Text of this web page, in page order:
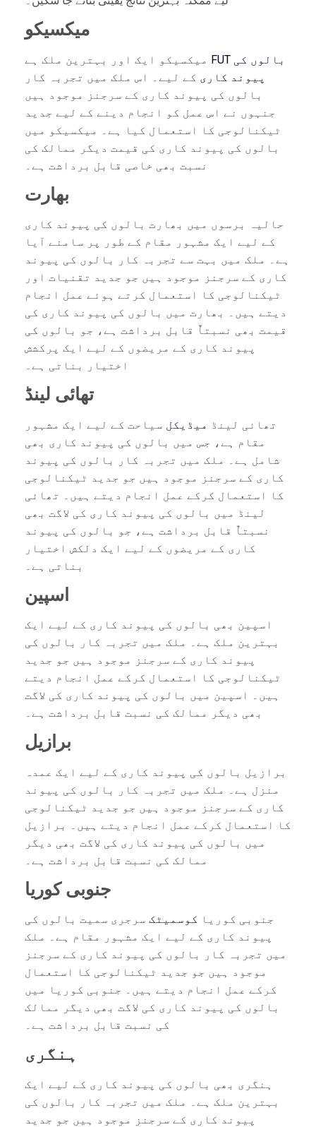
میکسیکو
FUT بالوں کی
پیوند کاری کے لیے۔ اس ملک میں تجربہ کار
بالوں کی پیوند کاری کے سرجنز موجود ہیں
جنہوں نے اس عمل کو انجام دینے کے لیے جدید
ٹیکنالوجی کا استعمال کیا ہے۔ میکسیکو میں
بالوں کی پیوند کاری کی قیمت دیگر ممالک کی
نسبت بھی خاصی قابل برداشت ہے۔
بھارت
حالیہ برسوں میں بھارت بالوں کی پیوند کاری
کے لیے ایک مشہور مقام کے طور پر سامنے آیا
ہے۔ ملک میں بہت سے تجربہ کار بالوں کی پیوند
کاری کے سرجنز موجود ہیں جو جدید تقنيات اور
ٹیکنالوجی کا استعمال کرتے ہوئے عمل انجام
دیتے ہیں۔ بھارت میں بالوں کی پیوند کاری کی
قیمت بھی نسبتاٌ قابل برداشت ہے، جو بالوں کی
پیوند کاری کے مریضوں کے لیے ایک پرکشش
اختیار بناتی ہے۔
تھائی لینڈ
تھائی لینڈ میڈیکل سیاحت کے لیے ایک مشہور
مقام ہے، جس میں بالوں کی پیوند کاری بھی
شامل ہے۔ ملک میں تجربہ کار بالوں کی پیوند
کاری کے سرجنز موجود ہیں جو جدید ٹیکنالوجی
کا استعمال کرکے عمل انجام دیتے ہیں۔ تھائی
لینڈ میں بالوں کی پیوند کاری کی لاگت بھی
نسبتاٌ قابل برداشت ہے، جو بالوں کی پیوند
کاری کے مریضوں کے لیے ایک دلکش اختیار
بناتی ہے۔
اسپین
اسپین بھی بالوں کی پیوند کاری کے لیے ایک
بہترین ملک ہے۔ ملک میں تجربہ کار بالوں کی
پیوند کاری کے سرجنز موجود ہیں جو جدید
ٹیکنالوجی کا استعمال کرکے عمل انجام دیتے
ہیں۔ اسپین میں بالوں کی پیوند کاری کی لاگت
بھی دیگر ممالک کی نسبت قابل برداشت ہے۔
برازیل
برازیل بالوں کی پیوند کاری کے لیے ایک عمدہ
منزل ہے۔ ملک میں تجربہ کار بالوں کی پیوند
کاری کے سرجنز موجود ہیں جو جدید ٹیکنالوجی
کا استعمال کرکے عمل انجام دیتے ہیں۔ برازیل
میں بالوں کی پیوند کاری کی لاگت بھی دیگر
ممالک کی نسبت قابل برداشت ہے۔
جنوبی کوریا
جنوبی کوریا کوسمیٹک سرجری سمیت بالوں کی
پیوند کاری کے لیے ایک مشہور مقام ہے۔ ملک
میں تجربہ کار بالوں کی پیوند کاری کے سرجنز
موجود ہیں جو جدید ٹیکنالوجی کا استعمال
کرکے عمل انجام دیتے ہیں۔ جنوبی کوریا میں
بالوں کی پیوند کاری کی لاگت بھی دیگر ممالک
کی نسبت قابل برداشت ہے۔
ہنگری
ہنگری بھی بالوں کی پیوند کاری کے لیے ایک
بہترین ملک ہے۔ ملک میں تجربہ کار بالوں کی
پیوند کاری کے سرجنز موجود ہیں جو جدید